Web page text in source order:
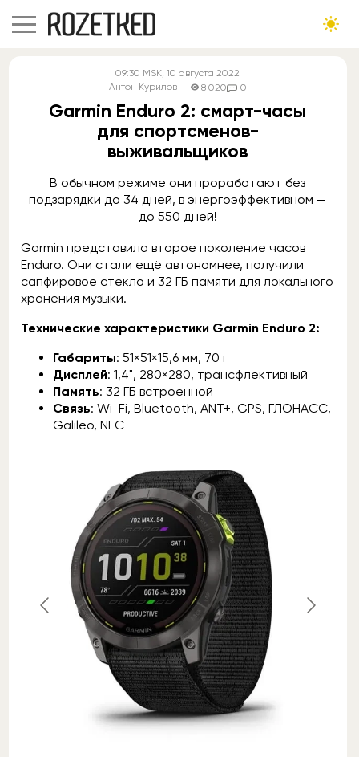
09:30 MSK, 10 августа 2022
Антон Курилов
8 020 0
Garmin Enduro 2: смарт-часы
для спортсменов-
выживальщиков
В обычном режиме они проработают без
подзарядки до 34 дней, в энергоэффективном —
до 550 дней!
Garmin представила второе поколение часов
Enduro. Они стали ещё автономнее, получили
сапфировое стекло и 32 ГБ памяти для локального
хранения музыки.
Технические характеристики Garmin Enduro 2:
Габариты: 51×51×15,6 мм, 70 г
Дисплей: 1,4", 280×280, трансфлективный
Память: 32 ГБ встроенной
Связь: Wi-Fi, Bluetooth, ANT+, GPS, ГЛОНАСС,
Galileo, NFC